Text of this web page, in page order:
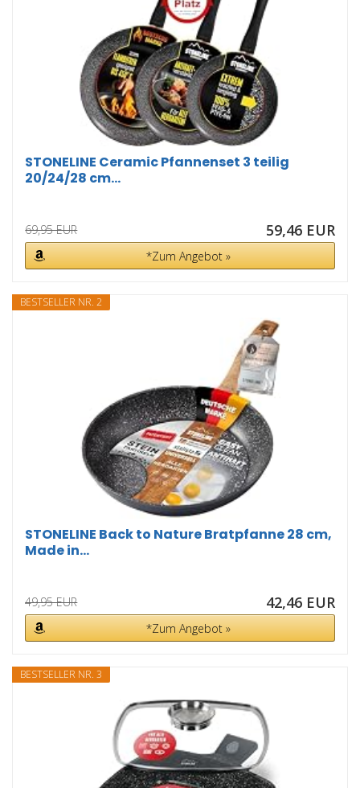
STONELINE Ceramic Pfannenset 3 teilig
20/24/28 cm...
69,95 EUR 59,46 EUR
*Zum Angebot »
BESTSELLER NR. 2
STONELINE Back to Nature Bratpfanne 28 cm,
Made in...
49,95 EUR 42,46 EUR
*Zum Angebot »
BESTSELLER NR. 3